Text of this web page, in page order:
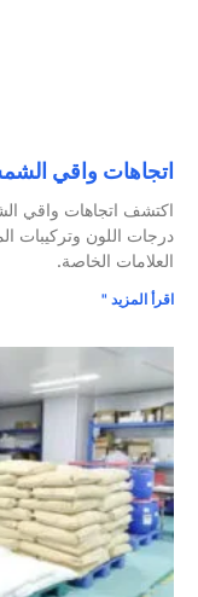
اتجاهات واقي
اكتشف اتجاهات واقي
العلامات الخاصة.
اقرأ المزيد "